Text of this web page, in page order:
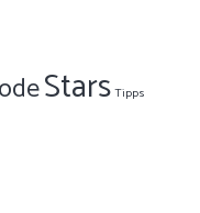
Stars Tipps